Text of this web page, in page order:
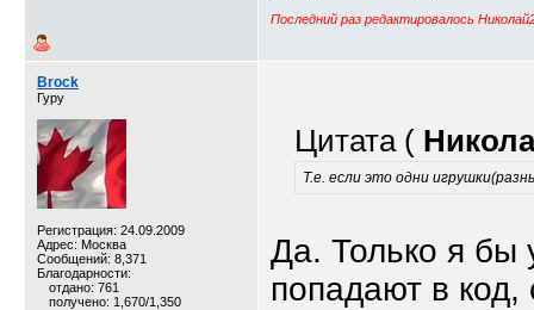
Последний раз редактировалось
Brock
Гуру
Регистрация: 24.09.2009
Адрес: Москва
Сообщений: 8,371
Благодарности:
отдано: 761
получено: 1,670/1,350
Цитата (
Т.е. если это одни
Да. Только я бы
попадают в